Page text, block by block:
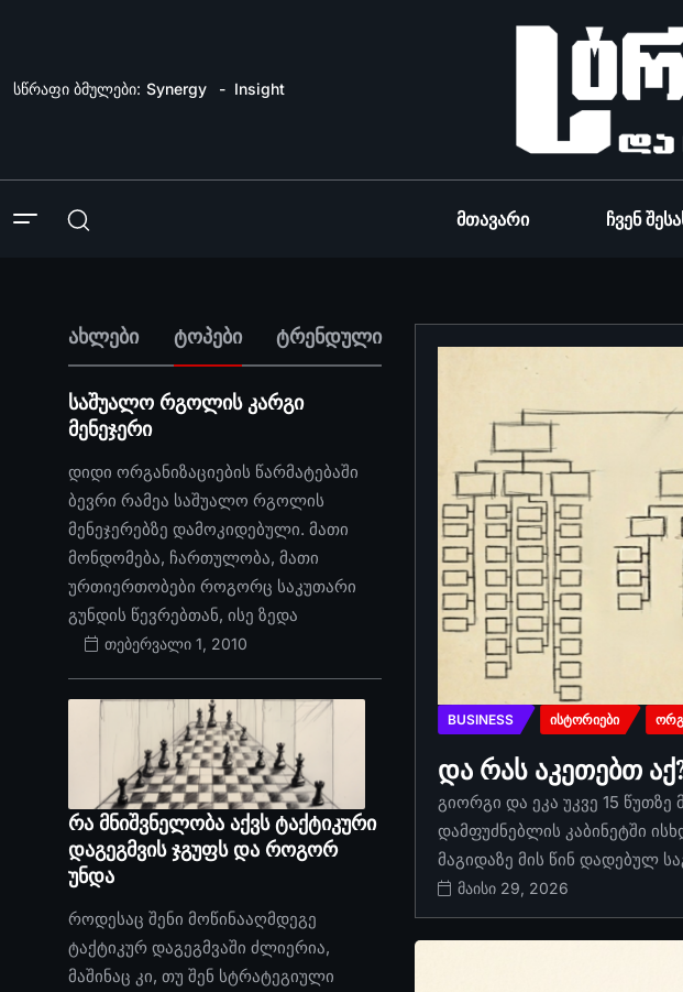
სწრაფი ბმულები: Synergy Insight
Მთავარი Ჩვენ
ახლები ტოპები ტრენდული
საშუალო რგოლის კარგი
მენეჯერი
დიდი ორგანიზაციების წარმატებაში
ბევრი რამეა საშუალო რგოლის
მენეჯერებზე დამოკიდებული. მათი
მონდომება, ჩართულობა, მათი
ურთიერთობები როგორც საკუთარი
გუნდის წევრებთან, ისე ზედა
თებერვალი 1, 2010
რა მნიშვნელობა აქვს ტაქტიკური
დაგეგმვის ჯგუფს და როგორ
უნდა
როდესაც შენი მოწინააღმდეგე
ტაქტიკურ დაგეგმვაში ძლიერია,
მაშინაც კი, თუ შენ სტრატეგიული
BUSINESS ᲘᲡᲢᲝᲠᲘᲔᲑᲘ
და რას აკეთებთ
გიორგი და ეკა უკვე 15
დამფუძნებლის კაბინეტში
მაგიდაზე მის წინ დადებულ
მაისი 29, 2026